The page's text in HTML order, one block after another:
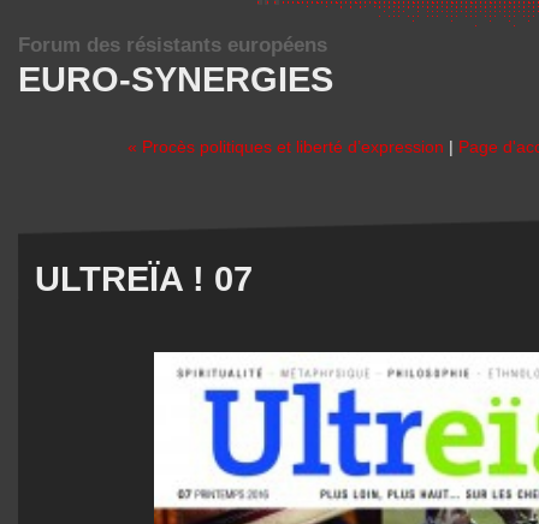
EURO-SYNERGIES
Forum des résistants européens
« Procès politiques et liberté d’expression | Page
ULTREÏA ! 07